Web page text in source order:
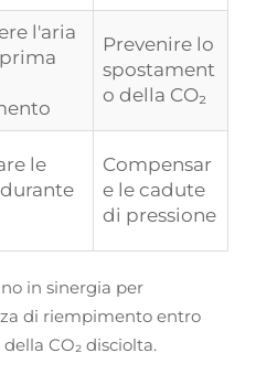
l'aria
Prevenire lo
spostament
o della CO₂
le
Compensar
e le cadute
di pressione
in sinergia per
di riempimento entro
CO₂ disciolta.